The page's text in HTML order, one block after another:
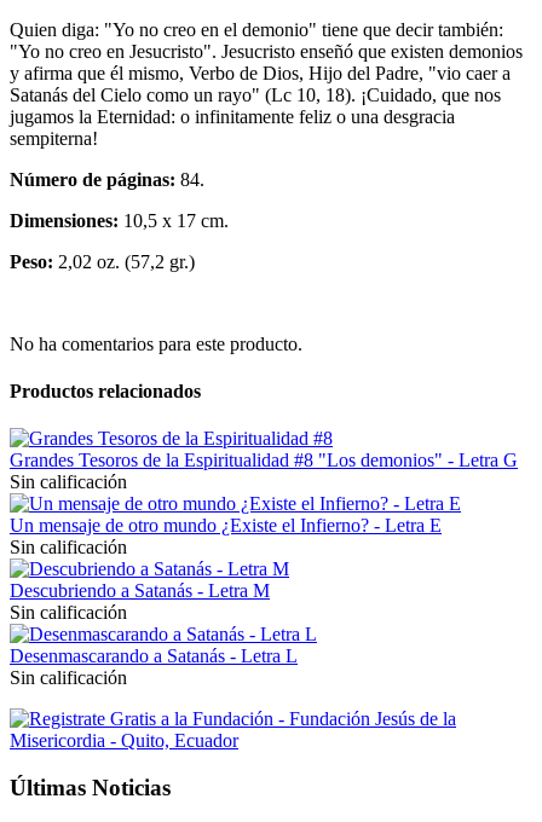
Quien diga: "Yo no creo en el demonio" tiene que decir también:
"Yo no creo en Jesucristo". Jesucristo enseñó que existen demonios
y afirma que él mismo, Verbo de Dios, Hijo del Padre, "vio caer a
Satanás del Cielo como un rayo" (Lc 10, 18). ¡Cuidado, que nos
jugamos la Eternidad: o infinitamente feliz o una desgracia
sempiterna!
Número de páginas: 84.
Dimensiones: 10,5 x 17 cm.
Peso: 2,02 oz. (57,2 gr.)
No ha comentarios para este producto.
Productos relacionados
Grandes Tesoros de la Espiritualidad #8 "Los demonios" - Letra G
Sin calificación
Un mensaje de otro mundo ¿Existe el Infierno? - Letra E
Sin calificación
Descubriendo a Satanás - Letra M
Sin calificación
Desenmascarando a Satanás - Letra L
Sin calificación
Últimas Noticias